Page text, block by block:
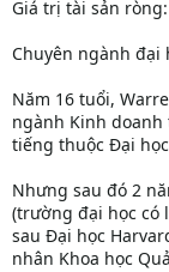
Giá trị tài sản ròng:
Chuyên ngành đại
Năm 16 tuổi,
ngành Kinh
tiếng thuộc Đại
Nhưng sau đó 2
(trường đại học có
sau Đại học
nhân Khoa học